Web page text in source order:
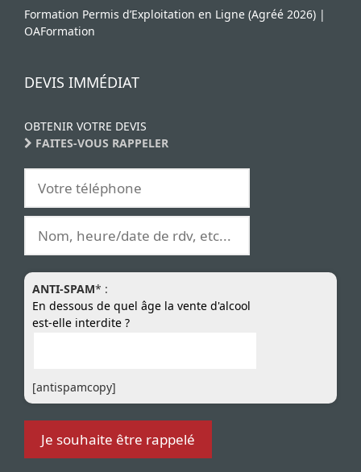
Formation Permis d’Exploitation en Ligne (Agréé 2026) |
OAFormation
DEVIS IMMÉDIAT
OBTENIR VOTRE DEVIS
FAITES-VOUS RAPPELER
ANTI-SPAM* :
En dessous de quel âge la vente d'alcool
est-elle interdite ?
[antispamcopy]